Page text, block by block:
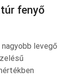
fenyő
levegő